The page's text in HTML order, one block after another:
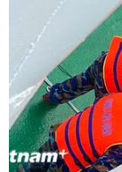
Theo dõi
TIN LIÊN